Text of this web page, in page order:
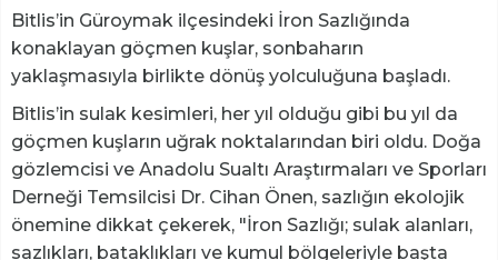
Bitlis’in Güroymak ilçesindeki İron Sazlığında
konaklayan göçmen kuşlar, sonbaharın
yaklaşmasıyla birlikte dönüş yolculuğuna başladı.
Bitlis’in sulak kesimleri, her yıl olduğu gibi bu yıl da
göçmen kuşların uğrak noktalarından biri oldu. Doğa
gözlemcisi ve Anadolu Sualtı Araştırmaları ve Sporları
Derneği Temsilcisi Dr. Cihan Önen, sazlığın ekolojik
önemine dikkat çekerek, "İron Sazlığı; sulak alanları,
sazlıkları, bataklıkları ve kumul bölgeleriyle başta